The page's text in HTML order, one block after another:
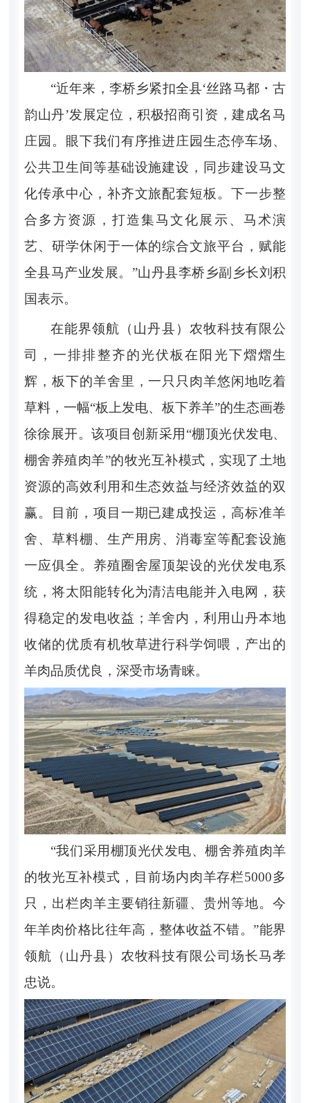
“近年来，李桥乡紧扣全县‘丝路马都・古
韵山丹’发展定位，积极招商引资，建成名马
庄园。眼下我们有序推进庄园生态停车场、
公共卫生间等基础设施建设，同步建设马文
化传承中心，补齐文旅配套短板。下一步整
合多方资源，打造集马文化展示、马术演
艺、研学休闲于一体的综合文旅平台，赋能
全县马产业发展。”山丹县李桥乡副乡长刘积
国表示。
在能界领航（山丹县）农牧科技有限公
司，一排排整齐的光伏板在阳光下熠熠生
辉，板下的羊舍里，一只只肉羊悠闲地吃着
草料，一幅“板上发电、板下养羊”的生态画卷
徐徐展开。该项目创新采用“棚顶光伏发电、
棚舍养殖肉羊”的牧光互补模式，实现了土地
资源的高效利用和生态效益与经济效益的双
赢。目前，项目一期已建成投运，高标准羊
舍、草料棚、生产用房、消毒室等配套设施
一应俱全。养殖圈舍屋顶架设的光伏发电系
统，将太阳能转化为清洁电能并入电网，获
得稳定的发电收益；羊舍内，利用山丹本地
收储的优质有机牧草进行科学饲喂，产出的
羊肉品质优良，深受市场青睐。
“我们采用棚顶光伏发电、棚舍养殖肉羊
的牧光互补模式，目前场内肉羊存栏5000多
只，出栏肉羊主要销往新疆、贵州等地。今
年羊肉价格比往年高，整体收益不错。”能界
领航（山丹县）农牧科技有限公司场长马孝
忠说。